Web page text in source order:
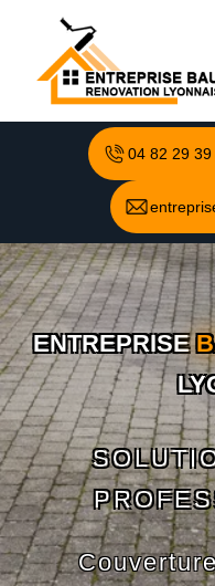
04 82 29 39
ENTREPRISE